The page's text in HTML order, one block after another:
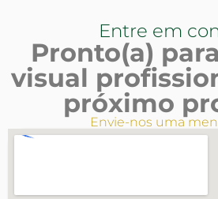
Entre em
Pronto(a)
visual
próximo
Envie-nos uma